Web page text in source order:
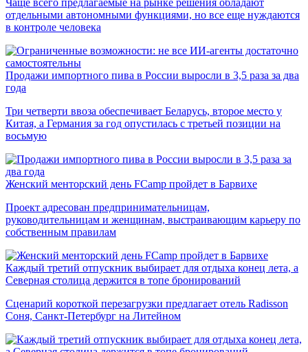
Чаще всего предлагаемые на рынке решения обладают
отдельными автономными функциями, но все еще нуждаются
в контроле человека
Продажи импортного пива в России выросли в 3,5 раза за два
года
Три четверти ввоза обеспечивает Беларусь, второе место у
Китая, а Германия за год опустилась с третьей позиции на
восьмую
Женский менторский день FCamp пройдет в Барвихе
Проект адресован предпринимательницам,
руководительницам и женщинам, выстраивающим карьеру по
собственным правилам
Каждый третий отпускник выбирает для отдыха конец лета, а
Северная столица держится в топе бронирований
Сценарий короткой перезагрузки предлагает отель Radisson
Соня, Санкт-Петербург на Литейном